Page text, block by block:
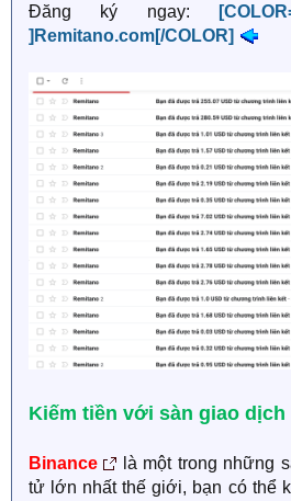
Đăng ký ngay:
]Remitano.com[/COLOR]
Kiếm tiền với sàn giao
Binance
là một trong những
tử lớn nhất thế giới, bạn có thể